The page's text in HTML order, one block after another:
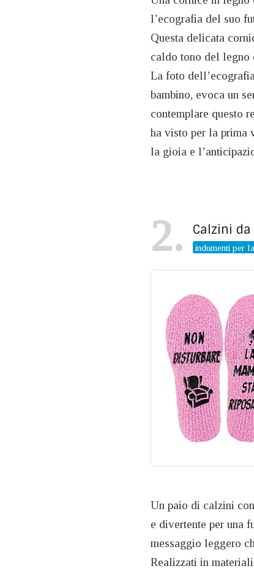
l’ecografia del suo
Questa delicata
caldo tono del legno
La foto
bambino, evoca un
contemplare questo
ha visto per la prima
la gioia e
2 Calzini
indumenti per
Un paio di calzini
e divertente per una
messaggio leggero
Realizzati in